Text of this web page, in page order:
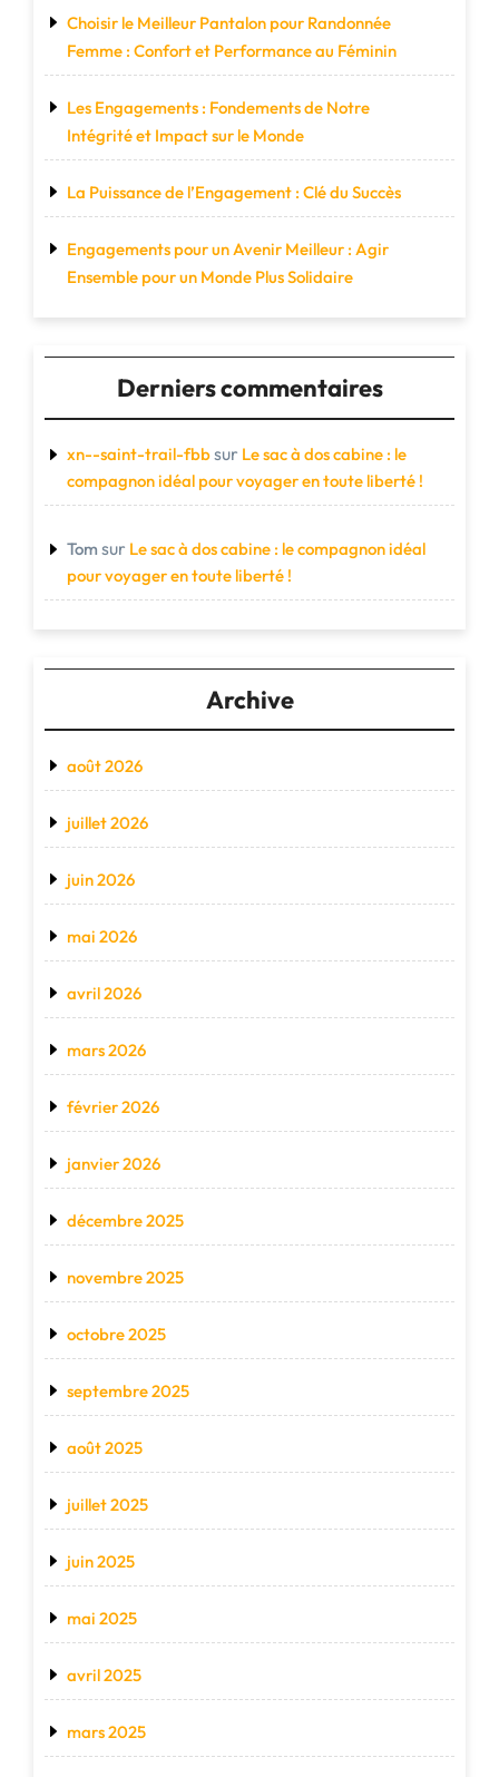
Choisir le Meilleur Pantalon pour Randonnée
Femme : Confort et Performance au Féminin
Les Engagements : Fondements de Notre
Intégrité et Impact sur le Monde
La Puissance de l’Engagement : Clé du Succès
Engagements pour un Avenir Meilleur : Agir
Ensemble pour un Monde Plus Solidaire
Derniers commentaires
xn--saint-trail-fbbsur Le sac à dos cabine : le
compagnon idéal pour voyager en toute liberté !
Tom sur Le sac à dos cabine : le compagnon idéal
pour voyager en toute liberté !
Archive
août 2026
juillet 2026
juin 2026
mai 2026
avril 2026
mars 2026
février 2026
janvier 2026
décembre 2025
novembre 2025
octobre 2025
septembre 2025
août 2025
juillet 2025
juin 2025
mai 2025
avril 2025
mars 2025